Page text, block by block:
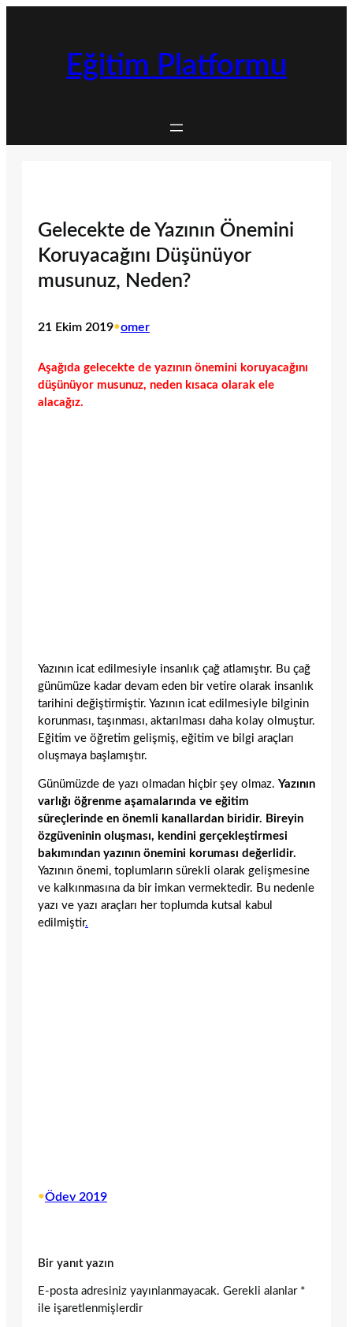
Eğitim Platformu
Gelecekte de Yazının Önemini
Koruyacağını Düşünüyor
musunuz, Neden?
21 Ekim 2019•omer
Aşağıda gelecekte de yazının önemini koruyacağını
düşünüyor musunuz, neden kısaca olarak ele
alacağız.
Yazının icat edilmesiyle insanlık çağ atlamıştır. Bu çağ
günümüze kadar devam eden bir vetire olarak insanlık
tarihini değiştirmiştir. Yazının icat edilmesiyle bilginin
korunması, taşınması, aktarılması daha kolay olmuştur.
Eğitim ve öğretim gelişmiş, eğitim ve bilgi araçları
oluşmaya başlamıştır.
Günümüzde de yazı olmadan hiçbir şey olmaz. Yazının
varlığı öğrenme aşamalarında ve eğitim
süreçlerinde en önemli kanallardan biridir. Bireyin
özgüveninin oluşması, kendini gerçekleştirmesi
bakımından yazının önemini koruması değerlidir.
Yazının önemi, toplumların sürekli olarak gelişmesine
ve kalkınmasına da bir imkan vermektedir. Bu nedenle
yazı ve yazı araçları her toplumda kutsal kabul
edilmiştir.
•Ödev 2019
Bir yanıt yazın
E-posta adresiniz yayınlanmayacak. Gerekli alanlar *
ile işaretlenmişlerdir